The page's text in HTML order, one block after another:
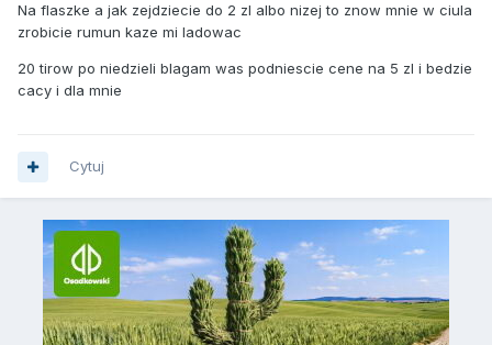
Na flaszke a jak zejdziecie do 2 zl albo nizej to znow mnie w ciula
zrobicie rumun kaze mi ladowac
20 tirow po niedzieli blagam was podniescie cene na 5 zl i bedzie
cacy i dla mnie
Cytuj